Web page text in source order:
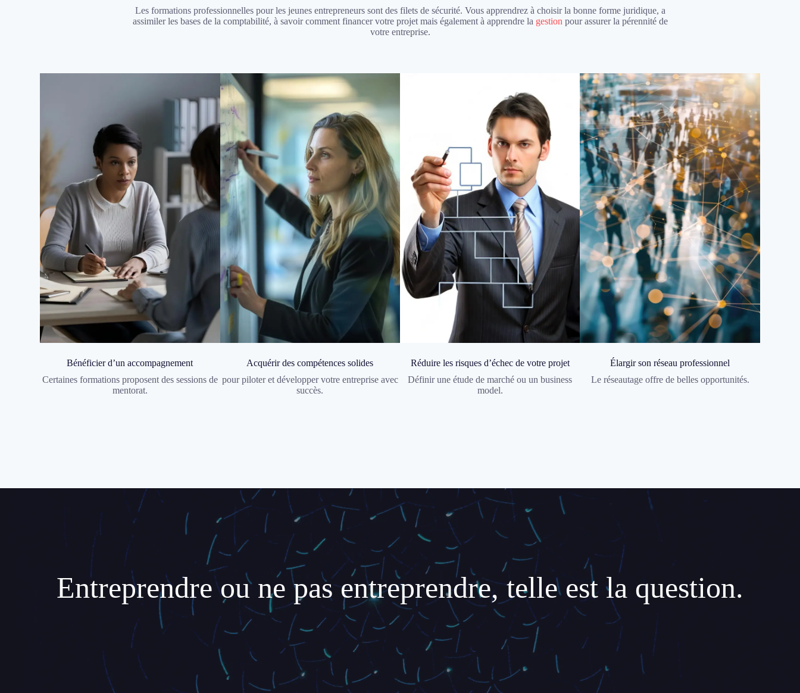
Les formations professionnelles pour les jeunes entrepreneurs sont des filets de sécurité. Vous apprendrez à choisir la bonne forme juridique, a
assimiler les bases de la comptabilité, à savoir comment financer votre projet mais également à apprendre la gestion pour assurer la pérennité de
votre entreprise.
Bénéficier d’un accompagnement
Certaines formations proposent des sessions de
mentorat.
Acquérir des compétences solides
pour piloter et développer votre entreprise avec
succès​.
Réduire les risques d’échec de votre projet
Définir une étude de marché ou un business
model.
Élargir son réseau professionnel
Le réseautage offre de belles opportunités.
Entreprendre ou ne pas entreprendre, telle est la question.